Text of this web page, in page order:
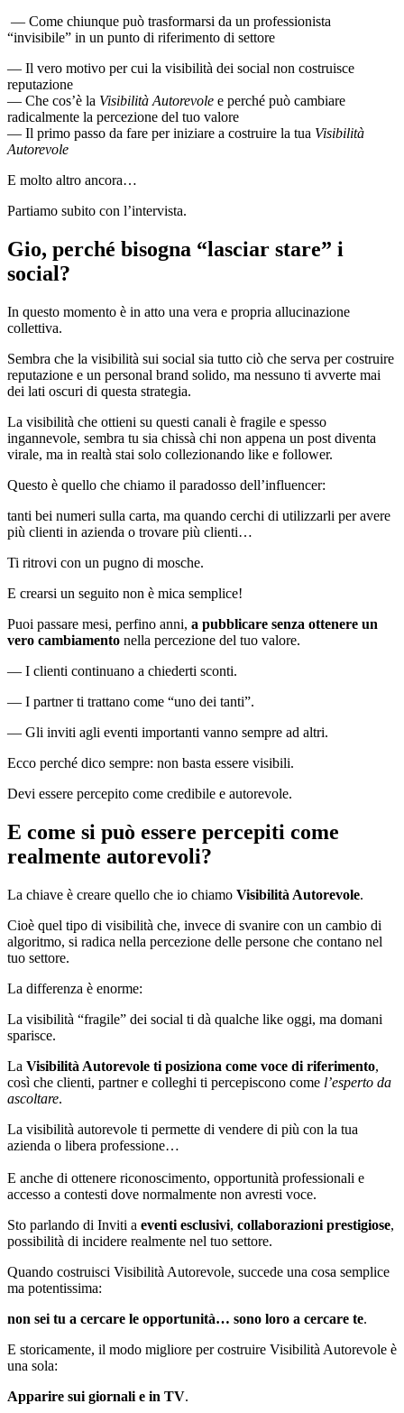
— Come chiunque può trasformarsi da un professionista
“invisibile” in un punto di riferimento di settore
— Il vero motivo per cui la visibilità dei social non costruisce
reputazione
— Che cos’è la Visibilità Autorevole e perché può cambiare
radicalmente la percezione del tuo valore
— Il primo passo da fare per iniziare a costruire la tua Visibilità
Autorevole
E molto altro ancora…
Partiamo subito con l’intervista.
Gio, perché bisogna “lasciar stare” i
social?
In questo momento è in atto una vera e propria allucinazione
collettiva.
Sembra che la visibilità sui social sia tutto ciò che serva per costruire
reputazione e un personal brand solido, ma nessuno ti avverte mai
dei lati oscuri di questa strategia.
La visibilità che ottieni su questi canali è fragile e spesso
ingannevole, sembra tu sia chissà chi non appena un post diventa
virale, ma in realtà stai solo collezionando like e follower.
Questo è quello che chiamo il paradosso dell’influencer:
tanti bei numeri sulla carta, ma quando cerchi di utilizzarli per avere
più clienti in azienda o trovare più clienti…
Ti ritrovi con un pugno di mosche.
E crearsi un seguito non è mica semplice!
Puoi passare mesi, perfino anni, a pubblicare senza ottenere un
vero cambiamento nella percezione del tuo valore.
— I clienti continuano a chiederti sconti.
— I partner ti trattano come “uno dei tanti”.
— Gli inviti agli eventi importanti vanno sempre ad altri.
Ecco perché dico sempre: non basta essere visibili.
Devi essere percepito come credibile e autorevole.
E come si può essere percepiti come
realmente autorevoli?
La chiave è creare quello che io chiamo Visibilità Autorevole.
Cioè quel tipo di visibilità che, invece di svanire con un cambio di
algoritmo, si radica nella percezione delle persone che contano nel
tuo settore.
La differenza è enorme:
La visibilità “fragile” dei social ti dà qualche like oggi, ma domani
sparisce.
La Visibilità Autorevole ti posiziona come voce di riferimento,
così che clienti, partner e colleghi ti percepiscono come l’esperto da
ascoltare.
La visibilità autorevole ti permette di vendere di più con la tua
azienda o libera professione…
E anche di ottenere riconoscimento, opportunità professionali e
accesso a contesti dove normalmente non avresti voce.
Sto parlando di Inviti a eventi esclusivi, collaborazioni prestigiose,
possibilità di incidere realmente nel tuo settore.
Quando costruisci Visibilità Autorevole, succede una cosa semplice
ma potentissima:
non sei tu a cercare le opportunità… sono loro a cercare te.
E storicamente, il modo migliore per costruire Visibilità Autorevole è
una sola:
Apparire sui giornali e in TV.